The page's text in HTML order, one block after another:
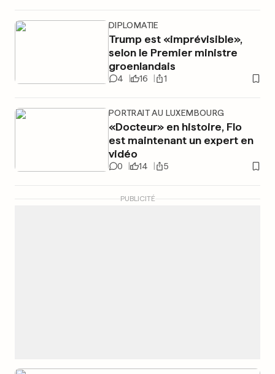
DIPLOMATIE
Trump est «imprévisible»,
selon le Premier ministre
groenlandais
4 16 1
PORTRAIT AU LUXEMBOURG
«Docteur» en histoire, Flo
est maintenant un expert en
vidéo
0 14 5
PUBLICITÉ